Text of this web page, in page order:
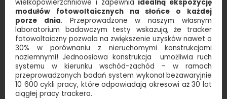
wielkopowierzchniowe i zapewnia idealną ekspozycję
modułów fotowoltaicznych na słońce o każdej
porze dnia. Przeprowadzone w naszym własnym
laboratorium badawczym testy wskazują, że tracker
fotowoltaiczny pozwala na zwiększenie uzysków nawet o
30% w porównaniu z nieruchomymi konstrukcjami
naziemnymi! Jednoosiowa konstrukcja umożliwia ruch
systemu w kierunku wschód-zachód – w ramach
przeprowadzonych badań system wykonał bezawaryjnie
10 600 cykli pracy, które odpowiadają okresowi aż 30 lat
ciągłej pracy trackera.